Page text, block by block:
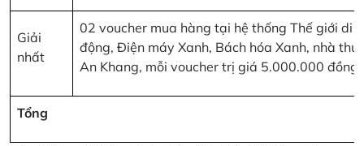
Giải
nhất
02 voucher mua hàng tại hệ thống Thế giới di
động, Điện máy Xanh, Bách hóa Xanh, nhà
An Khang, mỗi voucher trị giá 5.000.000 đồng
Tổng